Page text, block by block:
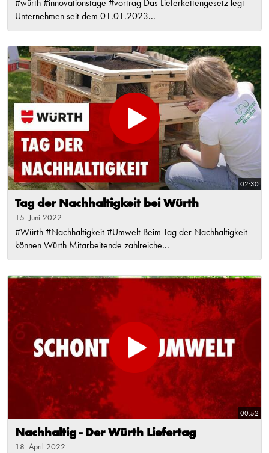
#würth #innovationstage #vortrag Das Lieferkettengesetz legt
Unternehmen seit dem 01.01.2023...
02:30
Tag der Nachhaltigkeit bei Würth
15. Juni 2022
#Würth #Nachhaltigkeit #Umwelt Beim Tag der Nachhaltigkeit
können Würth Mitarbeitende zahlreiche...
00:52
Nachhaltig - Der Würth Liefertag
18. April 2022